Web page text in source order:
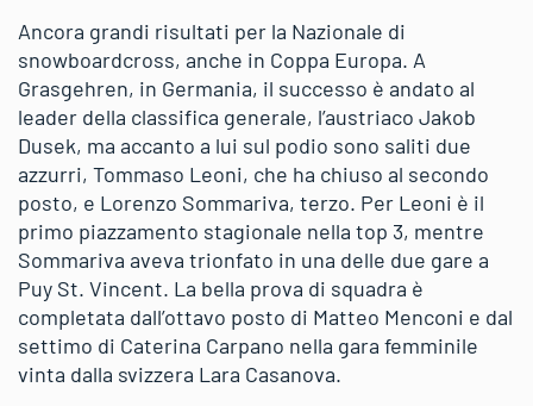
Ancora grandi risultati per la Nazionale di
snowboardcross, anche in Coppa Europa. A
Grasgehren, in Germania, il successo è andato al
leader della classifica generale, l’austriaco Jakob
Dusek, ma accanto a lui sul podio sono saliti due
azzurri, Tommaso Leoni, che ha chiuso al secondo
posto, e Lorenzo Sommariva, terzo. Per Leoni è il
primo piazzamento stagionale nella top 3, mentre
Sommariva aveva trionfato in una delle due gare a
Puy St. Vincent. La bella prova di squadra è
completata dall’ottavo posto di Matteo Menconi e dal
settimo di Caterina Carpano nella gara femminile
vinta dalla svizzera Lara Casanova.